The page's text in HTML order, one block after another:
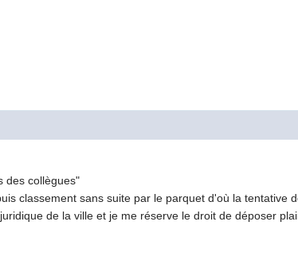
des collègues"
classement sans suite par le parquet d'où la tentative
de la ville et je me réserve le droit de déposer